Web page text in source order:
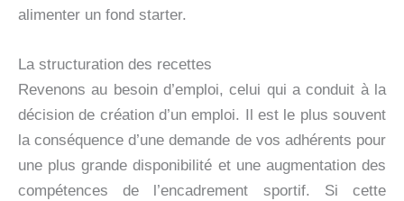
alimenter un fond starter.
La structuration des recettes
Revenons au besoin d’emploi, celui qui a conduit à la
décision de création d’un emploi. Il est le plus souvent
la conséquence d’une demande de vos adhérents pour
une plus grande disponibilité et une augmentation des
compétences de l’encadrement sportif. Si cette